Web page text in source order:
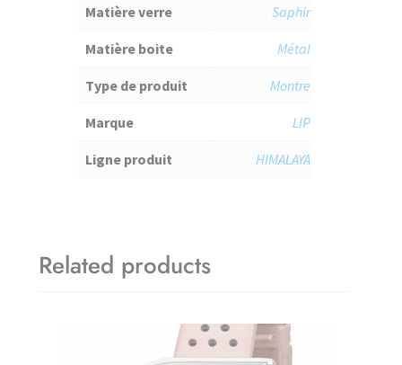
Matière verre Saphir
Matière boite Métal
Type de produit Montre
Marque LIP
Ligne produit HIMALAYA
Related products